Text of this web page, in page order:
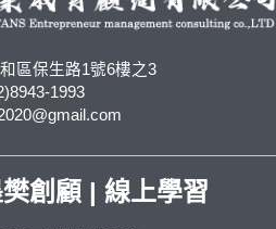
區保生路1號6樓之3
1993
創顧 | 線上學習